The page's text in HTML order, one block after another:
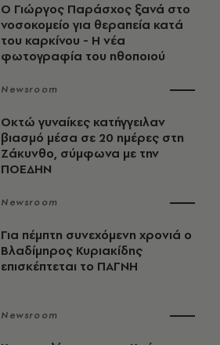
O Γιώργος Παράσχος ξανά στο
νοσοκομείο για θεραπεία κατά
του καρκίνου - Η νέα
φωτογραφία του ηθοποιού
Newsroom
Οκτώ γυναίκες κατήγγειλαν
βιασμό μέσα σε 20 ημέρες στη
Ζάκυνθο, σύμφωνα με την
ΠΟΕΔΗΝ
Newsroom
Για πέμπτη συνεχόμενη χρονιά ο
Βλαδίμηρος Κυριακίδης
επισκέπτεται το ΠΑΓΝΗ
Newsroom